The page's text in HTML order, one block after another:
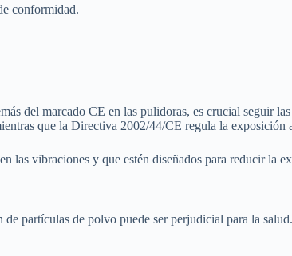
conformidad.
del marcado CE en las pulidoras, es crucial seguir
que la Directiva 2002/44/CE regula la exposición
las vibraciones y que estén diseñados para reducir la
partículas de polvo puede ser perjudicial para la